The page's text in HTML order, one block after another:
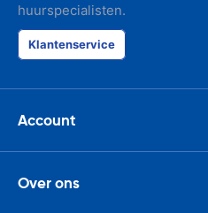
huurspecialisten.
Klantenservice
Account
Over ons